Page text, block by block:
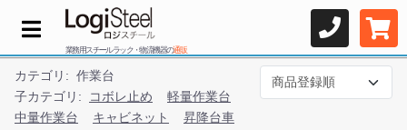
業務用スチールラック・物流機器の通販
カテゴリ: 作業台
子カテゴリ:
コボレ止め
軽量作業台
中量作業台
キャビネット
昇降台車